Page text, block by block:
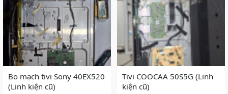
Bo mạch tivi Sony 40EX520
(Linh kiện cũ)
Tivi COOCAA 50S5G (Linh
kiện cũ)